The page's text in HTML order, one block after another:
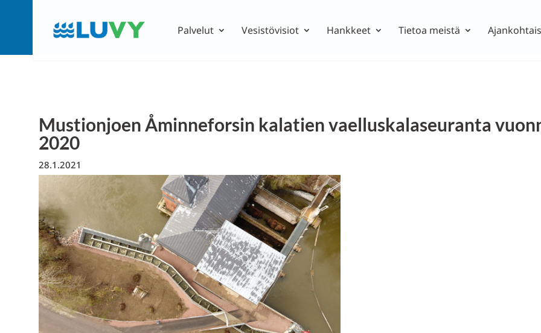
Palvelut Vesistövisiot Hankkeet Tietoa meistä
Mustionjoen Åminneforsin kalatien vaelluskalaseuranta
2020
28.1.2021